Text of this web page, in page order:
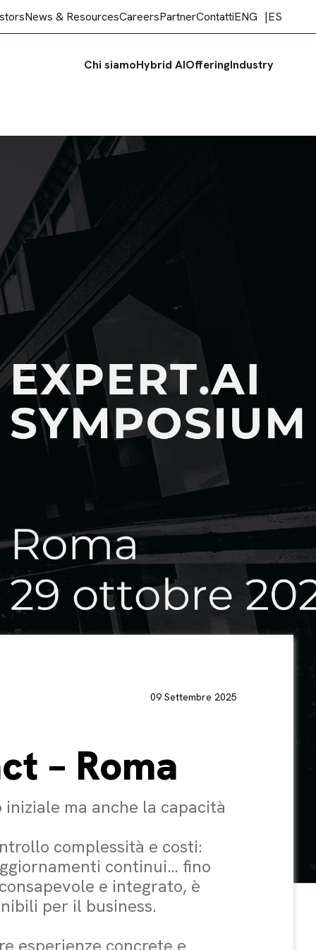
News & ResourcesCareersPartnerContattiENG ES
Chi siamoHybrid AIOfferingIndustry
09 Settembre 2025
– Roma
ma anche la capacità
complessità e costi:
continui… fino
e integrato, è
per il business.
esperienze concrete e